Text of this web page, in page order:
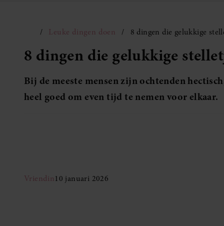
Leuke dingen doen 8 dingen die gelukkige
8 dingen die gelukkige
Bij de meeste mensen zijn ochtenden
heel goed om even tijd te nemen voor elkaar.
Vriendin10 januari 2026